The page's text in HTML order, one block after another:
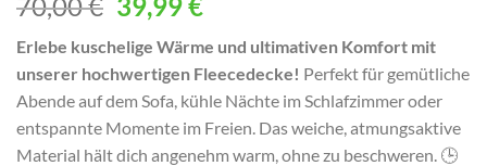
Preis
war:
70,00 €
ist:
39,99 €.
Erlebe kuschelige Wärme und ultimativen Komfort mit
unserer hochwertigen Fleecedecke! Perfekt für gemütliche
Abende auf dem Sofa, kühle Nächte im Schlafzimmer oder
entspannte Momente im Freien. Das weiche, atmungsaktive
Material hält dich angenehm warm, ohne zu beschweren. 🕒